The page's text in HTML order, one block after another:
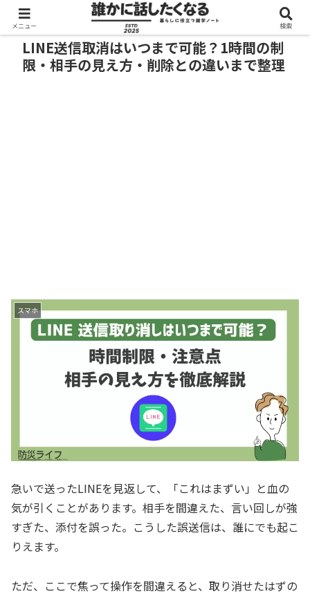
LINE送信取消はいつまで可能？1時間の制
限・相手の見え方・削除との違いまで整理
スマホ
急いで送ったLINEを見返して、「これはまずい」と血の
気が引くことがあります。相手を間違えた、言い回しが強
すぎた、添付を誤った。こうした誤送信は、誰にでも起こ
りえます。
ただ、ここで焦って操作を間違えると、取り消せたはずの
メニュー 検索